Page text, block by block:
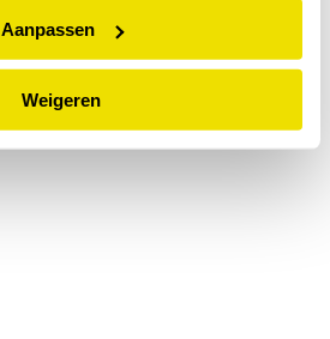
Aanpassen
Weigeren